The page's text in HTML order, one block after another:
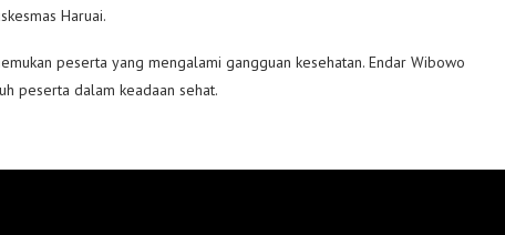
Haruai.
peserta yang mengalami gangguan kesehatan. Endar Wibowo
peserta dalam keadaan sehat.